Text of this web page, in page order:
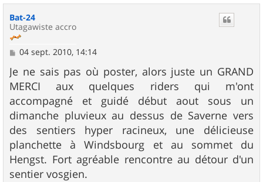
Bat-24
Utagawiste accro
M
s
s
a
g
e
04 sept. 2010, 14:14
Je ne sais pas où poster, alors juste un GRAND
MERCI aux quelques riders qui m'ont
accompagné et guidé début aout sous un
dimanche pluvieux au dessus de Saverne vers
des sentiers hyper racineux, une délicieuse
planchette à Windsbourg et au sommet du
Hengst. Fort agréable rencontre au détour d'un
sentier vosgien.